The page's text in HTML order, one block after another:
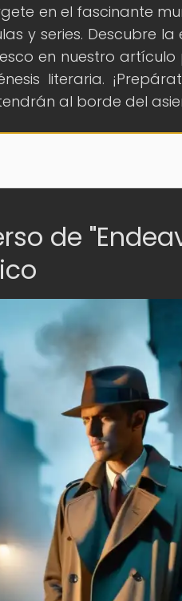
en el fascinante
y series. Descubre
en nuestro artículo
literaria.
al borde del
de